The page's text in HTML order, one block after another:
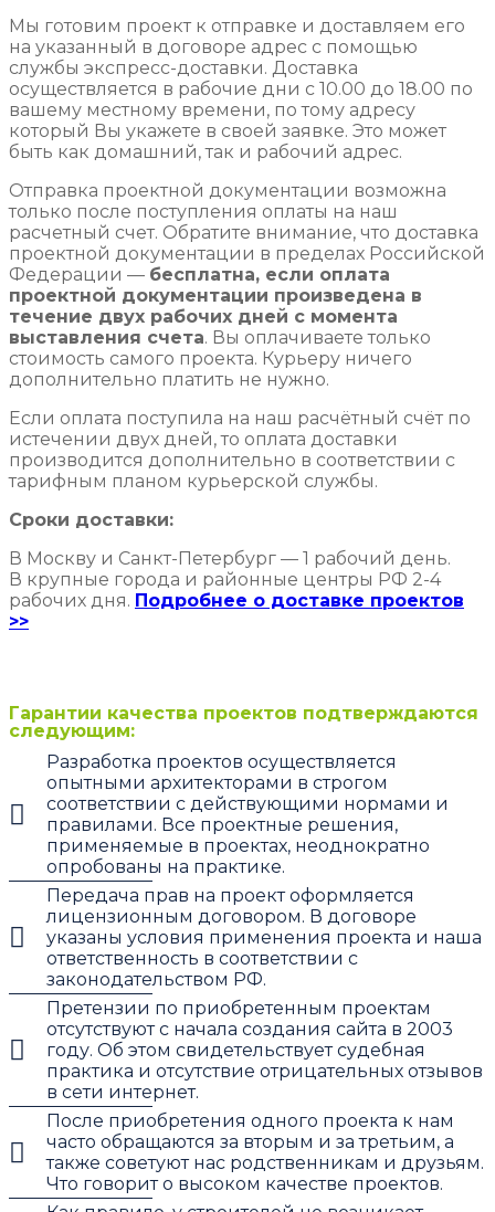
Мы готовим проект к отправке и доставляем его
на указанный в договоре адрес с помощью
службы экспресс-доставки. Доставка
осуществляется в рабочие дни с 10.00 до 18.00 по
вашему местному времени, по тому адресу
который Вы укажете в своей заявке. Это может
быть как домашний, так и рабочий адрес.
Отправка проектной документации возможна
только после поступления оплаты на наш
расчетный счет. Обратите внимание, что доставка
проектной документации в пределах Российской
Федерации — бесплатна, если оплата
проектной документации произведена в
течение двух рабочих дней с момента
выставления счета. Вы оплачиваете только
стоимость самого проекта. Курьеру ничего
дополнительно платить не нужно.
Если оплата поступила на наш расчётный счёт по
истечении двух дней, то оплата доставки
производится дополнительно в соответствии с
тарифным планом курьерской службы.
Сроки доставки:
В Москву и Санкт-Петербург — 1 рабочий день.
В крупные города и районные центры РФ 2-4
рабочих дня. Подробнее о доставке проектов
>>
Гарантии качества проектов подтверждаются
следующим:
Разработка проектов осуществляется
опытными архитекторами в строгом
соответствии с действующими нормами и
правилами. Все проектные решения,
применяемые в проектах, неоднократно
опробованы на практике.
Передача прав на проект оформляется
лицензионным договором. В договоре
указаны условия применения проекта и наша
ответственность в соответствии с
законодательством РФ.
Претензии по приобретенным проектам
отсутствуют с начала создания сайта в 2003
году. Об этом свидетельствует судебная
практика и отсутствие отрицательных отзывов
в сети интернет.
После приобретения одного проекта к нам
часто обращаются за вторым и за третьим, а
также советуют нас родственникам и друзьям.
Что говорит о высоком качестве проектов.